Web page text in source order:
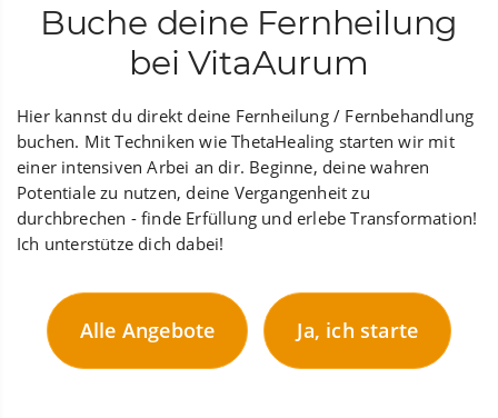
Buche deine Fernheilung
bei VitaAurum
Hier kannst du direkt deine Fernheilung / Fernbehandlung
buchen. Mit Techniken wie ThetaHealing starten wir mit
einer intensiven Arbei an dir. Beginne, deine wahren
Potentiale zu nutzen, deine Vergangenheit zu
durchbrechen - finde Erfüllung und erlebe Transformation!
Ich unterstütze dich dabei!
Alle Angebote Ja, ich starte